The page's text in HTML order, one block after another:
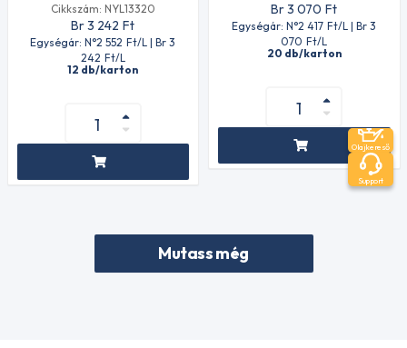
Cikkszám: NYL13320
Br 3 242 Ft
Egységár: N°2 552 Ft/L | Br 3
242 Ft/L
12 db/karton
Br 3 070 Ft
Egységár: N°2 417 Ft/L | Br 3
070 Ft/L
20 db/karton
Mutass még
Olajkereső
Support